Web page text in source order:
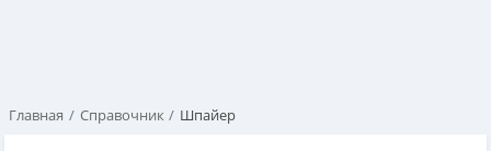
Главная Справочник Шпайер